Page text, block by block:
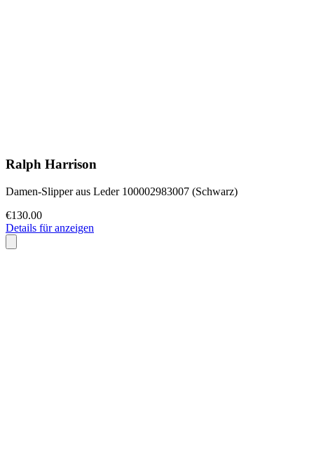
Ralph Harrison
Damen-Slipper aus Leder 100002983007 (Schwarz)
€130.00
Details für anzeigen